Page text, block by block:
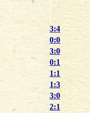
3:4
0:0
3:0
0:1
1:1
1:3
3:0
2:1